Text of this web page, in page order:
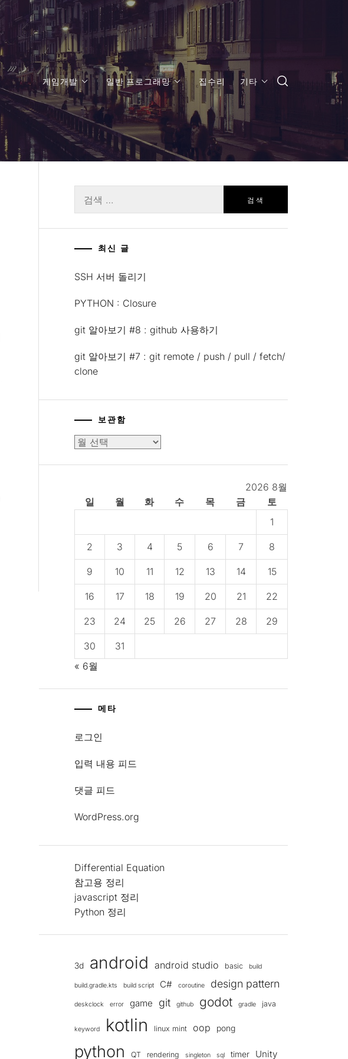
게임개발 일반 프로그래밍 집수리 기타
색:
최신 글
SSH 서버 돌리기
PYTHON : Closure
git 알아보기 #8 : github 사용하기
git 알아보기 #7 : git remote / push / pull / fetch/
clone
보관함
보
2026 8월
일
월 화 수 목 금
토
1
2 3 4 5 6 7 8
9 10 11 12 13 14 15
16 17 18 19 20 21 22
23 24 25 26 27 28 29
30
31
« 6월
메타
로그인
입력 내용 피드
댓글 피드
WordPress.org
Differential Equation
참고용 정리
javascript 정리
Python 정리
3d android android studio basic build
build.gradle.kts build script C# coroutine design pattern
deskclock error game git github godot gradle java
keyword kotlin linux mint oop pong
python QT rendering singleton sql timer Unity